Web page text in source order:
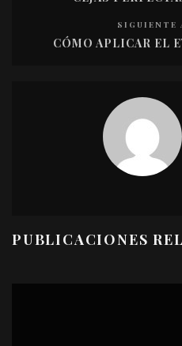
SIGUIENTE
CÓMO APLICAR EL
PUBLICACIONES